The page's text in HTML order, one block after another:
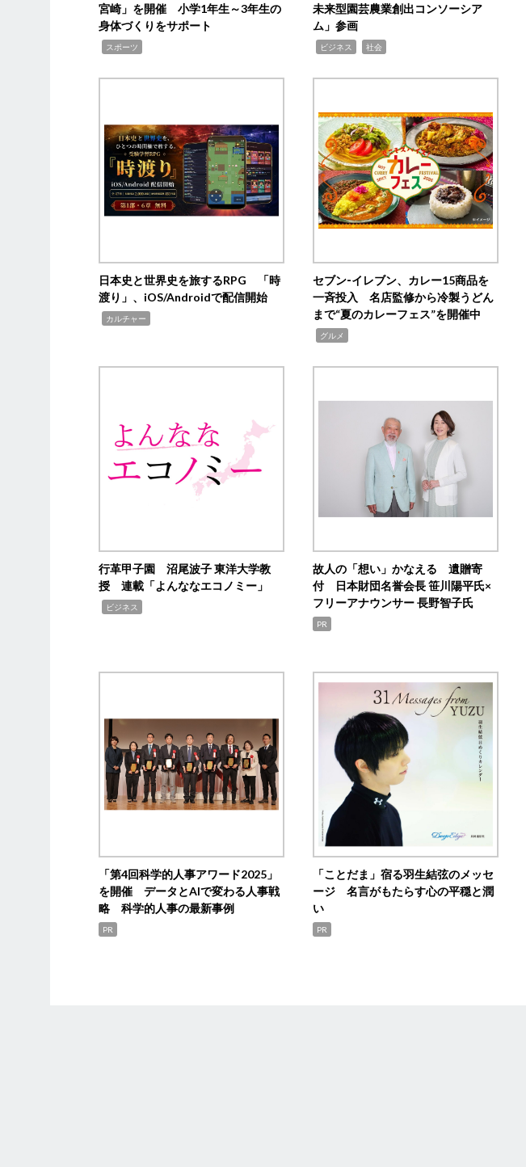
宮崎」を開催 小学1年生～3年生の
身体づくりをサポート
スポーツ
未来型園芸農業創出コンソーシア
ム」参画
ビジネス 社会
日本史と世界史を旅するRPG 「時
渡り」、iOS/Androidで配信開始
カルチャー
セブン‐イレブン、カレー15商品を
一斉投入 名店監修から冷製うどん
まで“夏のカレーフェス”を開催中
グルメ
行革甲子園 沼尾波子 東洋大学教
授 連載「よんななエコノミー」
ビジネス
故人の「想い」かなえる 遺贈寄
付 日本財団名誉会長 笹川陽平氏×
フリーアナウンサー 長野智子氏
PR
「第4回科学的人事アワード2025」
を開催 データとAIで変わる人事戦
略 科学的人事の最新事例
PR
「ことだま」宿る羽生結弦のメッセ
ージ 名言がもたらす心の平穏と潤
い
PR